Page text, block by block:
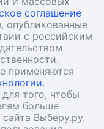
соглашение
опубликованные
с российским
применяются
того, чтобы
больше
Выберу.ру.